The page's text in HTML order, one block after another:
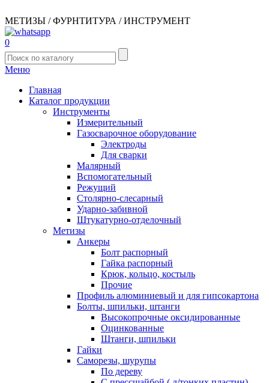
МЕТИЗЫ / ФУРНТИТУРА / ИНСТРУМЕНТ
0
Меню
Главная
Каталог продукции
Инструменты
Измерительный
Газосварочное оборудование
Электроды
Для сварки
Малярный
Вспомогательный
Режущий
Столярно-слесарный
Ударно-забивной
Штукатурно-отделочный
Метизы
Анкеры
Болт распорный
Гайка распорный
Крюк, кольцо, костыль
Прочие
Профиль алюминиевый и для гипсокартона
Болты, шпильки, штанги
Высокопрочные оксидированные
Оцинкованные
Штанги, шпильки
Гайки
Саморезы, шурупы
По дереву